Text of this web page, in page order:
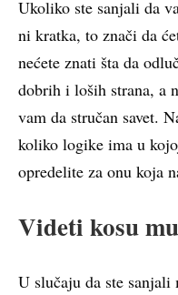
Ukoliko ste sanjali da
ni kratka, to znači da
nećete znati šta da
dobrih i loših strana, a
vam da stručan savet.
koliko logike ima u
opredelite za onu koja
Videti kosu
U slučaju da ste